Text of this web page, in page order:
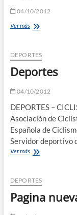
04/10/2012
Ver másPagina
DEPORTES
Deportes
04/10/2012
DEPORTES –
Asociación de
Española de
Servidor deportivo
Ver másDeportes
DEPORTES
Pagina